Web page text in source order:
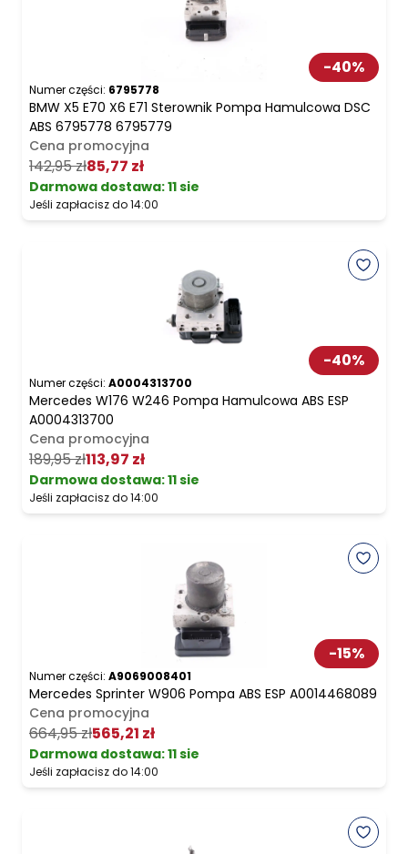
-40%
Numer części: 6795778
BMW X5 E70 X6 E71 Sterownik Pompa Hamulcowa DSC
ABS 6795778 6795779
Cena promocyjna
142,95 zł85,77 zł
Darmowa dostawa:11 sie
Jeśli zapłacisz do 14:00
-40%
Numer części: A0004313700
Mercedes W176 W246 Pompa Hamulcowa ABS ESP
A0004313700
Cena promocyjna
189,95 zł113,97 zł
Darmowa dostawa:11 sie
Jeśli zapłacisz do 14:00
-15%
Numer części: A9069008401
Mercedes Sprinter W906 Pompa ABS ESP A0014468089
Cena promocyjna
664,95 zł565,21 zł
Darmowa dostawa:11 sie
Jeśli zapłacisz do 14:00